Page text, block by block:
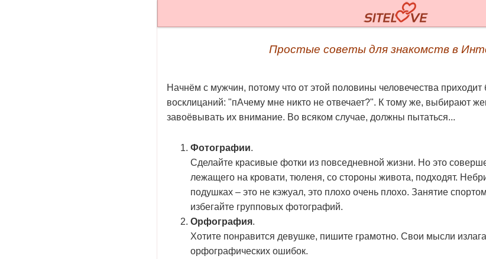
Простые советы для знакомств в
Начнём с мужчин, потому что от этой половины человечества
восклицаний: "пАчему мне никто не отвечает?". К тому же, выбирают
завоёвывать их внимание. Во всяком случае, должны пытаться...
Фотографии.
Сделайте красивые фотки из повседневной жизни. Но это
лежащего на кровати, тюленя, со стороны живота, подходят.
подушках – это не кэжуал, это плохо очень плохо. Занятие
избегайте групповых фотографий.
Орфография.
Хотите понравится девушке, пишите грамотно. Свои мысли
орфографических ошибок.